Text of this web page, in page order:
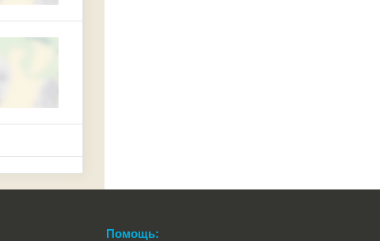
Помощь: